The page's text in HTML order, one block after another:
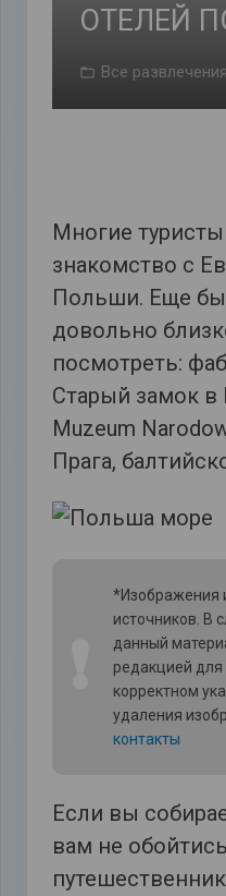
ОТЕЛЕЙ
Все
Многие
знакомство с
Польши. Еще бы
довольно
посмотреть:
Старый замок в
Muzeum
Прага,
*Изображения
источников. В
данный
редакцией
корректном
удаления
контакты
Если вы
вам не